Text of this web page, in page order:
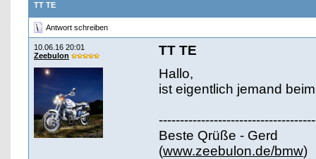
TT TE
Antwort schreiben
10.06.16 20:01
Zeebulon
TT TE
Hallo,
ist eigentlich jemand
Beste Qrüße - Gerd
(www.zeebulon.de/bmw)